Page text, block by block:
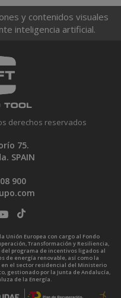
y contenidos visuales
inteligencia artificial.
derechos reservados
75.
SPAIN
900
Unión Europea con cargo al Fondo
Transformación y Resiliencia,
programa de incentivos ligados al
de energía renovable, así como la
el sector residencial del Ministerio
gestionado por la Junta de Andalucía,
de la Energía.